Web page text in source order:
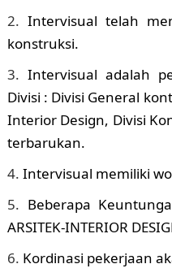
Intervisual telah
konstruksi.
Intervisual adalah
Divisi : Divisi General
Interior Design, Divisi
terbarukan.
Intervisual memiliki
Beberapa
ARSITEK-INTERIOR
Kordinasi pekerjaan